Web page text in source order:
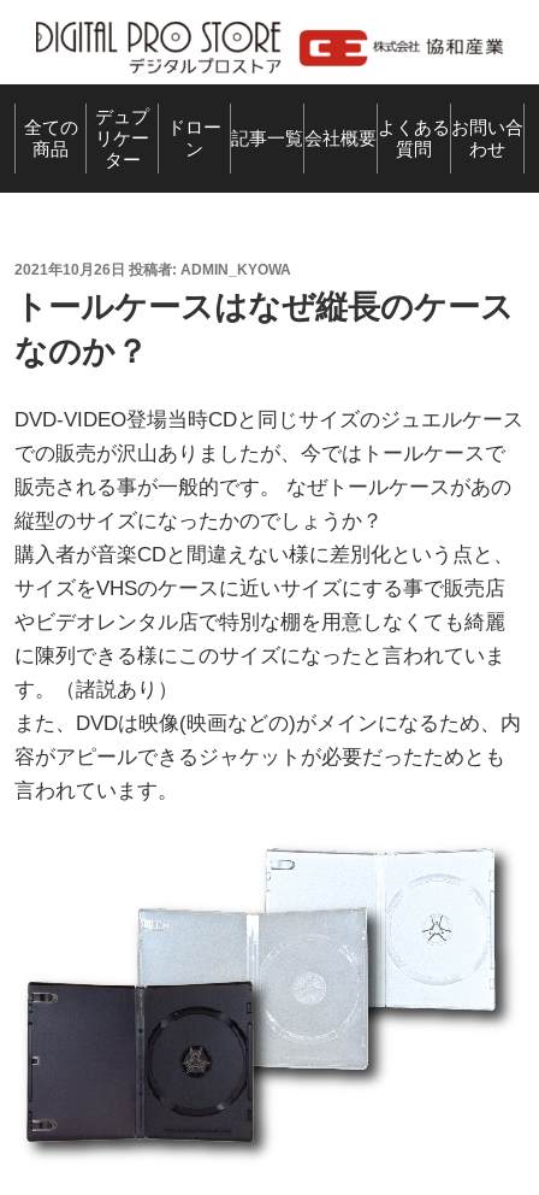
テ
全ての
商品
デュプ
リケー
ター
ドロー
ン
記事一覧会社概要
よくある
質問
お問い合
わせ
投
稿
2021年10月26日 投稿者: ADMIN_KYOWA
トールケースはなぜ縦長のケース
なのか？
DVD-VIDEO登場当時CDと同じサイズのジュエルケース
での販売が沢山ありましたが、今ではトールケースで
販売される事が一般的です。 なぜトールケースがあの
縦型のサイズになったかのでしょうか？
購入者が音楽CDと間違えない様に差別化という点と、
サイズをVHSのケースに近いサイズにする事で販売店
やビデオレンタル店で特別な棚を用意しなくても綺麗
に陳列できる様にこのサイズになったと言われていま
す。（諸説あり）
また、DVDは映像(映画などの)がメインになるため、内
容がアピールできるジャケットが必要だったためとも
言われています。